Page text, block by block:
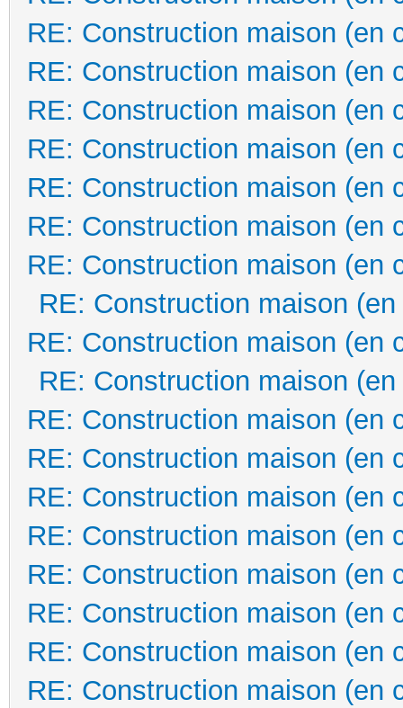
RE: Construction maison (en
RE: Construction maison (en
RE: Construction maison (en
RE: Construction maison (en
RE: Construction maison (en
RE: Construction maison (en
RE: Construction maison (en
RE: Construction maison
RE: Construction maison (en
RE: Construction maison
RE: Construction maison (en
RE: Construction maison (en
RE: Construction maison (en
RE: Construction maison (en
RE: Construction maison (en
RE: Construction maison (en
RE: Construction maison (en
RE: Construction maison (en